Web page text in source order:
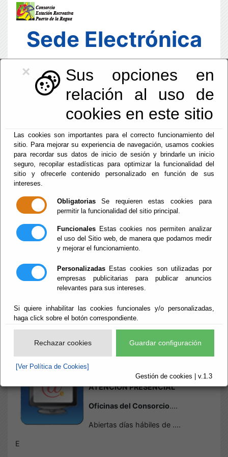
×
Sus opciones en
relación al uso de
cookies en este sitio
Las cookies son importantes para el correcto funcionamiento del
sitio. Para mejorar su experiencia de navegación, usamos cookies
para recordar sus datos de inicio de sesión y brindarle un inicio
seguro, recopilar estadísticas para optimizar la funcionalidad del
sitio y ofrecerle contenido personalizado en función de sus
intereses.
Obligatorias Se requieren estas cookies para
permitir la funcionalidad del sitio principal.
Funcionales Estas cookies nos permiten analizar
el uso del Sitio web, de manera que podamos medir
y mejorar el funcionamiento.
Personalizadas Estas cookies son utilizadas por
empresas publicitarias para publicar anuncios
relevantes para sus intereses.
Si quiere inhabilitar las cookies funcionales y/o personalizadas,
haga click sobre el botón correspondiente.
Rechazar cookies Guardar configuración
[Ver Política de Cookies]
Gestión de cookies | v.1.3
Sede Electrónica
14:31:34
Sab, 8 Agosto 2026
- Sede Electrónica Oficinas de Atención
Sede Electrónica
Oficinas de
Atención
Escuchar
TELÉFONOS Y HORARIOS DE
ATENCIÓN PRESENCIAL
Oficinas del Consorcio....
Abiertas días hábiles de ....
E